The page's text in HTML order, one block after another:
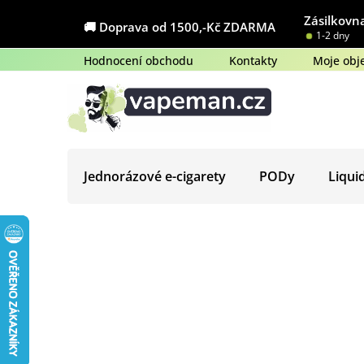
obsah
🚚 Doprava od 1500,-Kč ZDARMA
1-2 dny
Hodnocení obchodu Kontakty Moje
Jednorázové e-cigarety PODy